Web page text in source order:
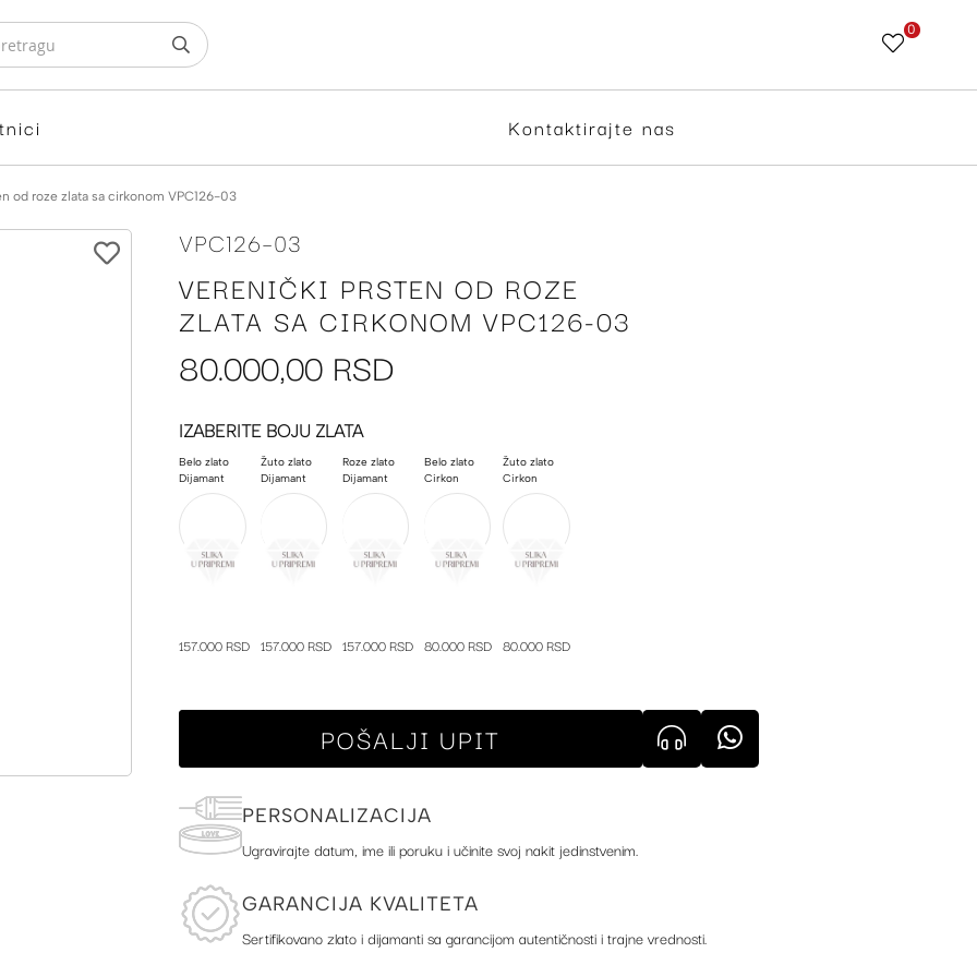
Skip
Content
0
Kontaktirajte nas
od roze zlata sa cirkonom VPC126-03
VERENIČKI PRSTEN OD ROZE
ZLATA SA CIRKONOM VPC126-03
VPC126-03
80.000,00 RSD
IZABERITE BOJU ZLATA
Belo zlato
Dijamant
157.000 RSD
Žuto zlato
Dijamant
157.000 RSD
Roze zlato
Dijamant
157.000 RSD
Belo zlato
Cirkon
80.000 RSD
Žuto zlato
Cirkon
80.000 RSD
POŠALJI UPIT
PERSONALIZACIJA
Ugravirajte datum, ime ili poruku i učinite svoj nakit jedinstvenim.
GARANCIJA KVALITETA
Sertifikovano zlato i dijamanti sa garancijom autentičnosti i trajne vrednosti.